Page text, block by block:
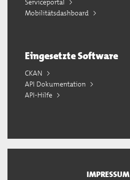
Serviceportal
Mobilitätsdashboard
Eingesetzte Software
CKAN
API Dokumentation
API-Hilfe
IMPRESSUM